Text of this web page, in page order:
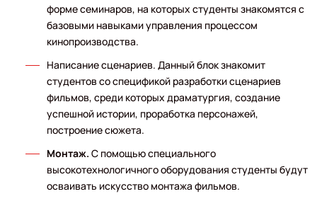
форме семинаров, на которых студенты знакомятся с
базовыми навыками управления процессом
кинопроизводства.
Написание сценариев. Данный блок знакомит
студентов со спецификой разработки сценариев
фильмов, среди которых драматургия, создание
успешной истории, проработка персонажей,
построение сюжета.
Монтаж. С помощью специального
высокотехнологичного оборудования студенты будут
осваивать искусство монтажа фильмов.